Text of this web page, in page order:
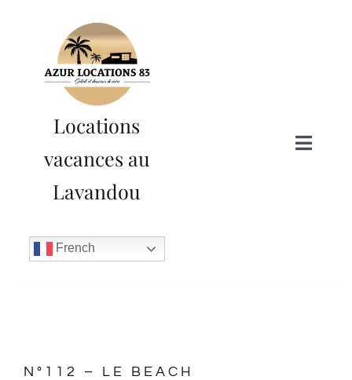
Locations
vacances au
Lavandou
French
Toggle
A propos
N°112 – LE BEACH